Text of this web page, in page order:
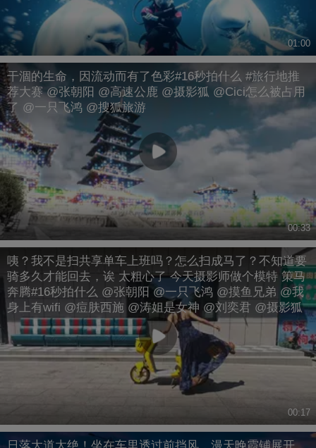
01:00
干涸的生命，因流动而有了色彩#16秒拍什么 #旅行地推
荐大赛 @张朝阳 @高速公鹿 @摄影狐 @Cici怎么被占用
了 @一只飞鸿 @搜狐旅游
00:33
咦？我不是扫共享单车上班吗？怎么扫成马了？不知道要
骑多久才能回去，诶 太粗心了 今天摄影师做个模特 策马
奔腾#16秒拍什么 @张朝阳 @一只飞鸿 @摸鱼兄弟 @我
身上有wifi @痘肤西施 @涛姐是女神 @刘奕君 @摄影狐
00:17
日落大道太绝！坐在车里透过前挡风，漫天晚霞铺展开